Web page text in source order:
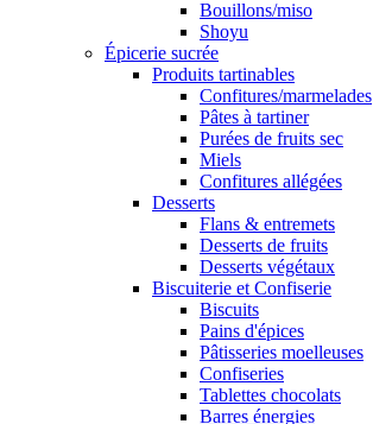
Bouillons/miso
Shoyu
Épicerie sucrée
Produits tartinables
Confitures/marmelades
Pâtes à tartiner
Purées de fruits sec
Miels
Confitures allégées
Desserts
Flans & entremets
Desserts de fruits
Desserts végétaux
Biscuiterie et Confiserie
Biscuits
Pains d'épices
Pâtisseries moelleuses
Confiseries
Tablettes chocolats
Barres énergies